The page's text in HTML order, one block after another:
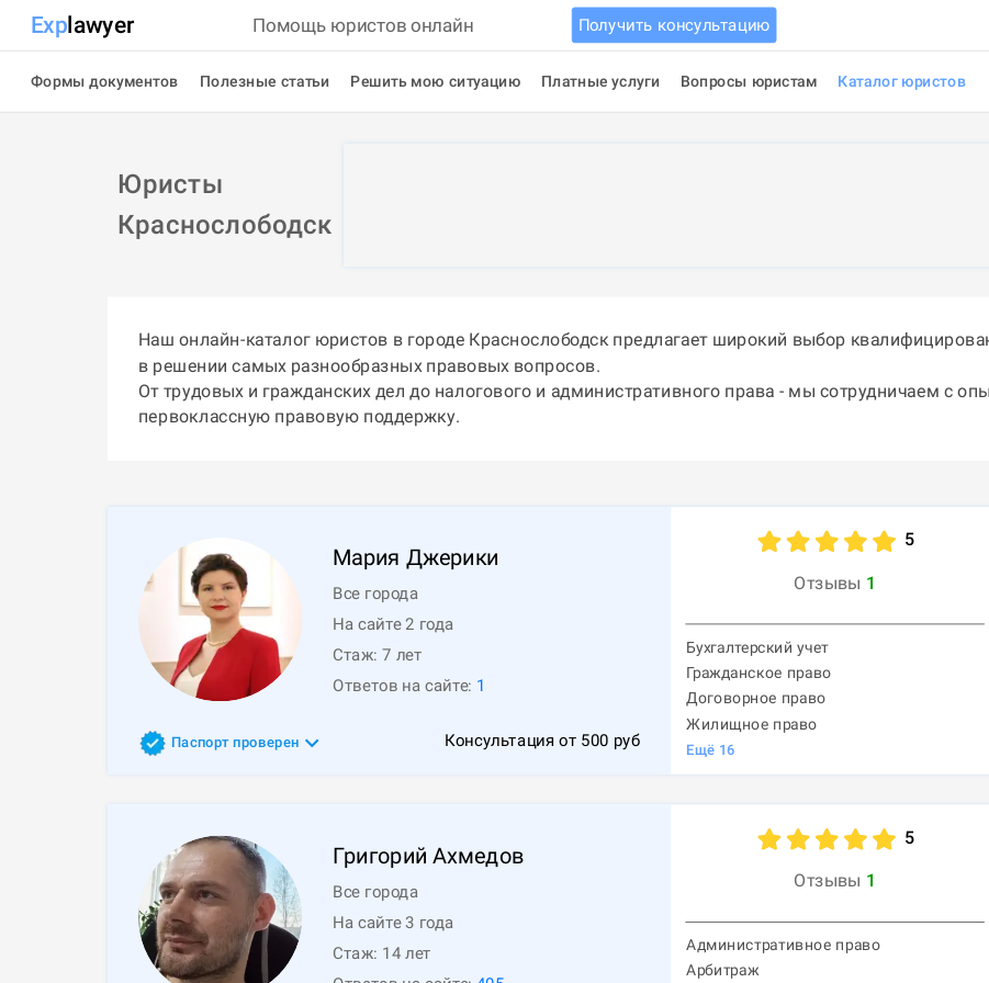
Explawyer Помощь юристов онлайн Получить консультацию
Формы документов Полезные статьи Решить мою ситуацию Платные услуги Вопросы юристам Каталог юристов
Юристы
Краснослободск
Наш онлайн-каталог юристов в городе Краснослободск предлагает широкий выбор
в решении самых разнообразных правовых вопросов.
От трудовых и гражданских дел до налогового и административного права - мы сотрудничаем с
первоклассную правовую поддержку.
Мария Джерики
Все города
На сайте 2 года
Стаж:7 лет
Ответов на сайте: 1
Паспорт проверен Консультация от 500 руб
5
Отзывы 1
Бухгалтерский учет
Гражданское право
Договорное право
Жилищное право
Ещё 16
Григорий Ахмедов
Все города
На сайте 3 года
Стаж: 14 лет
5
Отзывы 1
Административное право
Арбитраж